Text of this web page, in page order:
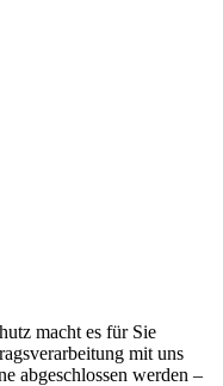
macht es für Sie
mit uns
abgeschlossen werden –